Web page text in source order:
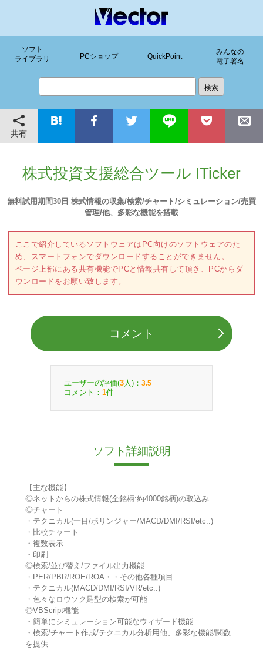
ソフト
ライブラリ
PCショップ QuickPoint
みんなの
電子署名
共有
株式投資支援総合ツール ITicker
無料試用期間30日 株式情報の収集/検索/チャート/シミュレーション/売買
管理/他、多彩な機能を搭載
ここで紹介しているソフトウェアはPC向けのソフトウェアのた
め、スマートフォンでダウンロードすることができません。
ページ上部にある共有機能でPCと情報共有して頂き、PCからダ
ウンロードをお願い致します。
コメント
ユーザーの評価(3 人)： 3.5
コメント： 1件
ソフト詳細説明
【主な機能】
◎ネットからの株式情報(全銘柄:約4000銘柄)の取込み
◎チャート
・テクニカル(一目/ボリンジャー/MACD/DMI/RSI/etc..)
・比較チャート
・複数表示
・印刷
◎検索/並び替え/ファイル出力機能
・PER/PBR/ROE/ROA・・その他各種項目
・テクニカル(MACD/DMI/RSI/VR/etc..)
・色々なロウソク足型の検索が可能
◎VBScript機能
・簡単にシミュレーション可能なウィザード機能
・検索/チャート作成/テクニカル分析用他、多彩な機能/関数
を提供